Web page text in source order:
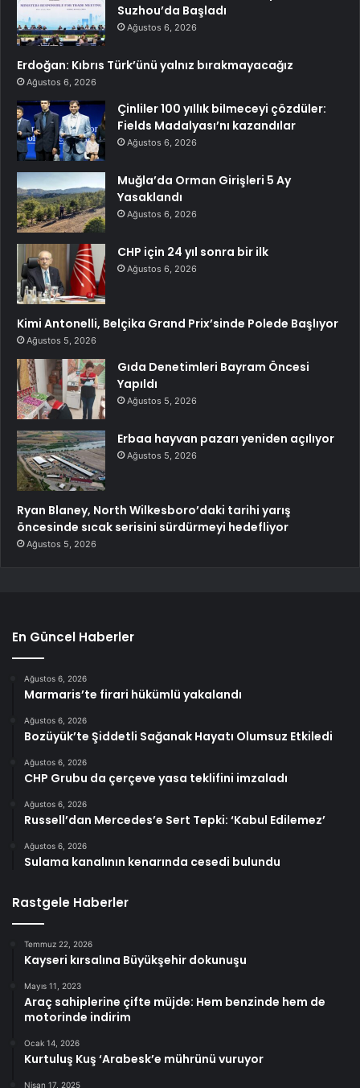
Suzhou’da Başladı
Ağustos 6, 2026
Erdoğan: Kıbrıs Türk’ünü yalnız bırakmayacağız
Ağustos 6, 2026
Çinliler 100 yıllık bilmeceyi çözdüler:
Fields Madalyası’nı kazandılar
Ağustos 6, 2026
Muğla’da Orman Girişleri 5 Ay
Yasaklandı
Ağustos 6, 2026
CHP için 24 yıl sonra bir ilk
Ağustos 6, 2026
Kimi Antonelli, Belçika Grand Prix’sinde Polede Başlıyor
Ağustos 5, 2026
Gıda Denetimleri Bayram Öncesi
Yapıldı
Ağustos 5, 2026
Erbaa hayvan pazarı yeniden açılıyor
Ağustos 5, 2026
Ryan Blaney, North Wilkesboro’daki tarihi yarış
öncesinde sıcak serisini sürdürmeyi hedefliyor
Ağustos 5, 2026
En Güncel Haberler
Ağustos 6, 2026
Marmaris’te firari hükümlü yakalandı
Ağustos 6, 2026
Bozüyük’te Şiddetli Sağanak Hayatı Olumsuz Etkiledi
Ağustos 6, 2026
CHP Grubu da çerçeve yasa teklifini imzaladı
Ağustos 6, 2026
Russell’dan Mercedes’e Sert Tepki: ‘Kabul Edilemez’
Ağustos 6, 2026
Sulama kanalının kenarında cesedi bulundu
Rastgele Haberler
Temmuz 22, 2026
Kayseri kırsalına Büyükşehir dokunuşu
Mayıs 11, 2023
Araç sahiplerine çifte müjde: Hem benzinde hem de
motorinde indirim
Ocak 14, 2026
Kurtuluş Kuş ‘Arabesk’e mührünü vuruyor
Nisan 17, 2025